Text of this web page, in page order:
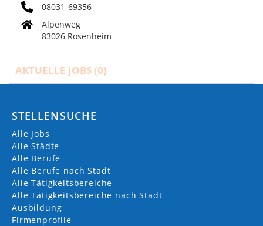
08031-69356
Alpenweg
83026 Rosenheim
AKTUELLE JOBS (0)
STELLENSUCHE
Alle Jobs
Alle Städte
Alle Berufe
Alle Berufe nach Stadt
Alle Tätigkeitsbereiche
Alle Tätigkeitsbereiche nach Stadt
Ausbildung
Firmenprofile